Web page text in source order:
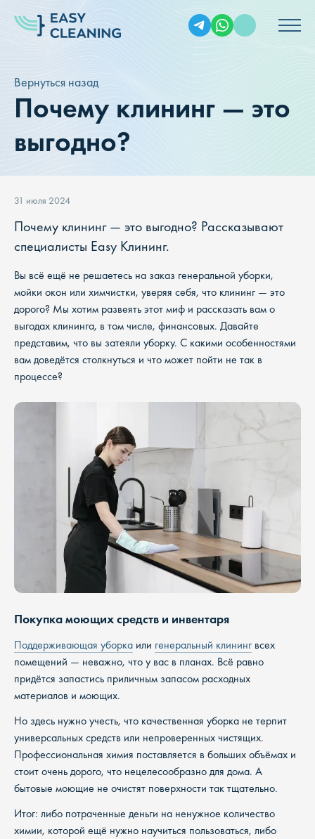
Вернуться назад
Почему клининг — это
выгодно?
31 июля 2024
Почему клининг — это выгодно? Рассказывают
специалисты Easy Клининг.
Вы всё ещё не решаетесь на заказ генеральной уборки,
мойки окон или химчистки, уверяя себя, что клининг — это
дорого? Мы хотим развеять этот миф и рассказать вам о
выгодах клининга, в том числе, финансовых. Давайте
представим, что вы затеяли уборку. С какими особенностями
вам доведётся столкнуться и что может пойти не так в
процессе?
Покупка моющих средств и инвентаря
Поддерживающая уборка или генеральный клининг всех
помещений — неважно, что у вас в планах. Всё равно
придётся запастись приличным запасом расходных
материалов и моющих.
Но здесь нужно учесть, что качественная уборка не терпит
универсальных средств или непроверенных чистящих.
Профессиональная химия поставляется в больших объёмах и
стоит очень дорого, что нецелесообразно для дома. А
бытовые моющие не очистят поверхности так тщательно.
Итог: либо потраченные деньги на ненужное количество
химии, которой ещё нужно научиться пользоваться, либо